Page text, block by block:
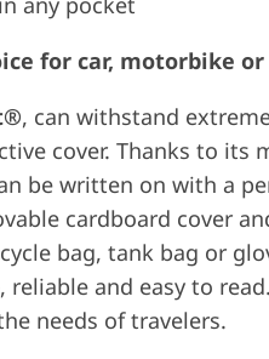
for car, motorbike
, can withstand
cover. Thanks to its
be written on with a
cardboard cover
bag, tank bag or
and easy to
needs of travelers.